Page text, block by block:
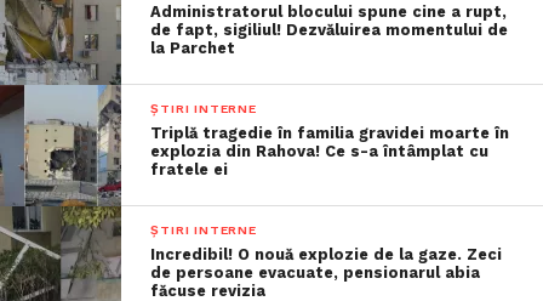
Administratorul blocului spune cine a rupt,
de fapt, sigiliul! Dezvăluirea momentului de
la Parchet
ȘTIRI INTERNE
Triplă tragedie în familia gravidei moarte în
explozia din Rahova! Ce s-a întâmplat cu
fratele ei
ȘTIRI INTERNE
Incredibil! O nouă explozie de la gaze. Zeci
de persoane evacuate, pensionarul abia
făcuse revizia